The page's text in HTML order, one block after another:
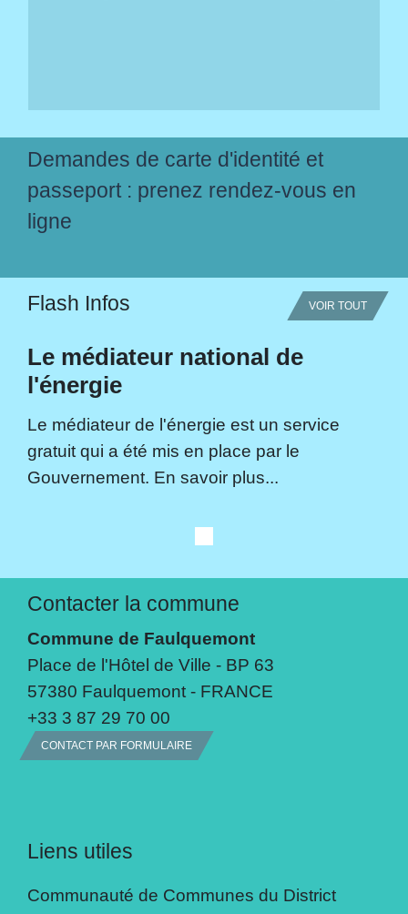
Demandes de carte d'identité et
passeport : prenez rendez-vous en
ligne
Flash Infos VOIR TOUT
Le médiateur national de
l'énergie
Le médiateur de l'énergie est un service
gratuit qui a été mis en place par le
Gouvernement. En savoir plus...
Contacter la commune
Commune de Faulquemont
Place de l'Hôtel de Ville - BP 63
57380 Faulquemont - FRANCE
+33 3 87 29 70 00
CONTACT PAR FORMULAIRE
Liens utiles
Communauté de Communes du District